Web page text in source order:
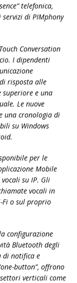
telefonica,
servizi di PIMphony
Conversation
I dipendenti
risposta alle
superiore e una
Le nuove
una cronologia di
su Windows
per le
Mobile
su IP. Gli
vocali in
Fi o sul proprio
configurazione
Bluetooth degli
di notifica e
button”, offrono
verticali come